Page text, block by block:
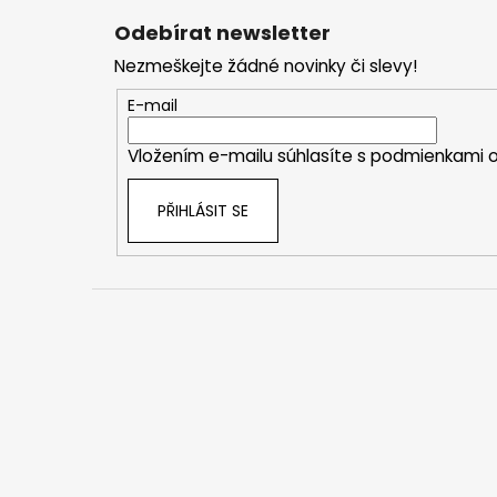
Odebírat newsletter
Nezmeškejte žádné novinky či slevy!
E-mail
Vložením e-mailu súhlasíte s podmienkami
PŘIHLÁSIT SE